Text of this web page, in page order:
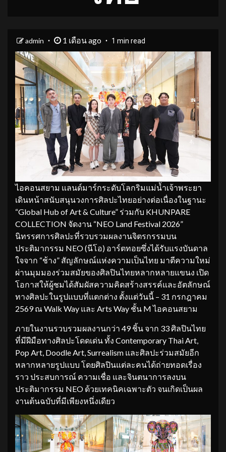
admin 1 เดือน ago 1 min read
ไอคอนสยาม แลนด์มาร์กระดับโลกริมแม่น้ำเจ้าพระยา
เดินหน้าสนับสนุนวงการศิลปะไทยอย่างต่อเนื่องในฐานะ
“Global Hub of Art & Culture” ร่วมกับ KHUNPARE
COLLECTION จัดงาน “NEO Land Festival 2026”
นิทรรศการศิลปะที่รวบรวมผลงานจิตรกรรมบน
ประติมากรรม NEO (นีโอ) อาร์ตทอยซึ่งได้รับแรงบันดาล
ใจจาก “ช้าง” สัญลักษณ์แห่งความเป็นไทย มาตีความใหม่
ผ่านมุมมองร่วมสมัยของศิลปินไทยหลากหลายแขนง เปิด
โอกาสให้ผู้ชมได้สัมผัสความคิดสร้างสรรค์และอัตลักษณ์
ทางศิลปะในรูปแบบที่แตกต่าง ตั้งแต่วันนี้ – 31 กรกฎาคม
2569 ณ Walk Way และ Arts Way ชั้น M ไอคอนสยาม
ภายในงานรวบรวมผลงานกว่า 49 ชิ้น จาก 33 ศิลปินไทย
ที่มีฝีมือทางศิลปะโดดเด่น ทั้ง Contemporary Thai Art,
Pop Art, Doodle Art, Surrealism และศิลปะร่วมสมัยอีก
หลากหลายรูปแบบ โดยศิลปินแต่ละคนได้ถ่ายทอดเรื่อง
ราว ประสบการณ์ ความเชื่อ และจินตนาการลงบน
ประติมากรรม NEO ด้วยเทคนิคเฉพาะตัว จนเกิดเป็นผล
งานต้นฉบับที่มีเพียงหนึ่งเดียว